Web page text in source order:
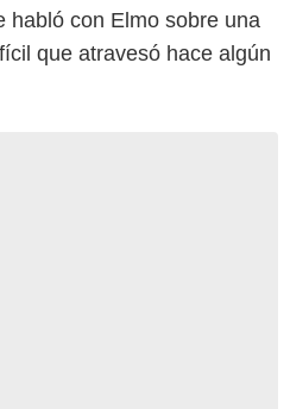
habló con Elmo sobre una
que atravesó hace algún